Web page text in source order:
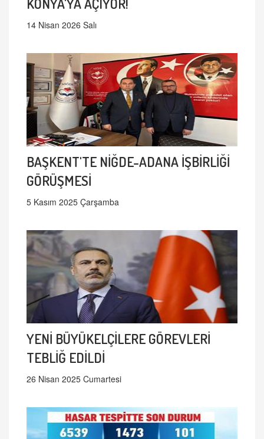
14 Nisan 2026 Salı
BAŞKENT'TE NİĞDE-ADANA İŞBİRLİĞİ
GÖRÜŞMESİ
5 Kasım 2025 Çarşamba
YENİ BÜYÜKELÇİLERE GÖREVLERİ
TEBLİĞ EDİLDİ
26 Nisan 2025 Cumartesi